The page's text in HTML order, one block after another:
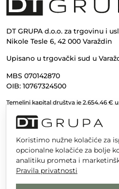
DT GRUPA d.o.o. za trgovinu i
Nikole Tesle 6, 42 000 Varaždin
Upisano u trgovački sud u
MBS 070142870
OIB: 10767324500
Temeljni kapital društva je 2.654,46 €
Koristimo nužne kolačiće za
opcionalne kolačiće za bolje
analitiku prometa i
Pravila privatnosti